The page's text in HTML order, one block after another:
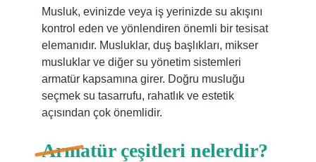
Musluk, evinizde veya iş yerinizde su akışını
kontrol eden ve yönlendiren önemli bir tesisat
elemanıdır. Musluklar, duş başlıkları, mikser
musluklar ve diğer su yönetim sistemleri
armatür kapsamına girer. Doğru musluğu
seçmek su tasarrufu, rahatlık ve estetik
açısından çok önemlidir.
Armatür çeşitleri nelerdir?